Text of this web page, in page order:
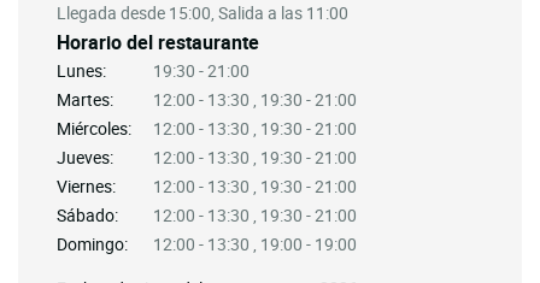
Llegada desde 15:00, Salida a las 11:00
Horario del restaurante
Lunes:
19:30 - 21:00
Martes:
12:00 - 13:30 , 19:30 - 21:00
Miércoles:
12:00 - 13:30 , 19:30 - 21:00
Jueves:
12:00 - 13:30 , 19:30 - 21:00
Viernes:
12:00 - 13:30 , 19:30 - 21:00
Sábado:
12:00 - 13:30 , 19:30 - 21:00
Domingo:
12:00 - 13:30 , 19:00 - 19:00